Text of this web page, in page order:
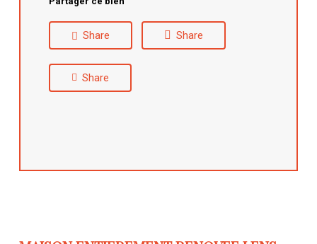
Share Share
Share